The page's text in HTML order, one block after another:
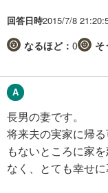
回答日時2015/7/8
なるほど： 0 そ
長男の妻です。
将来夫の実家に帰
もないところに家
なく、とても幸せに